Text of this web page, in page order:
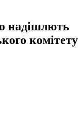
надішлють
комітету